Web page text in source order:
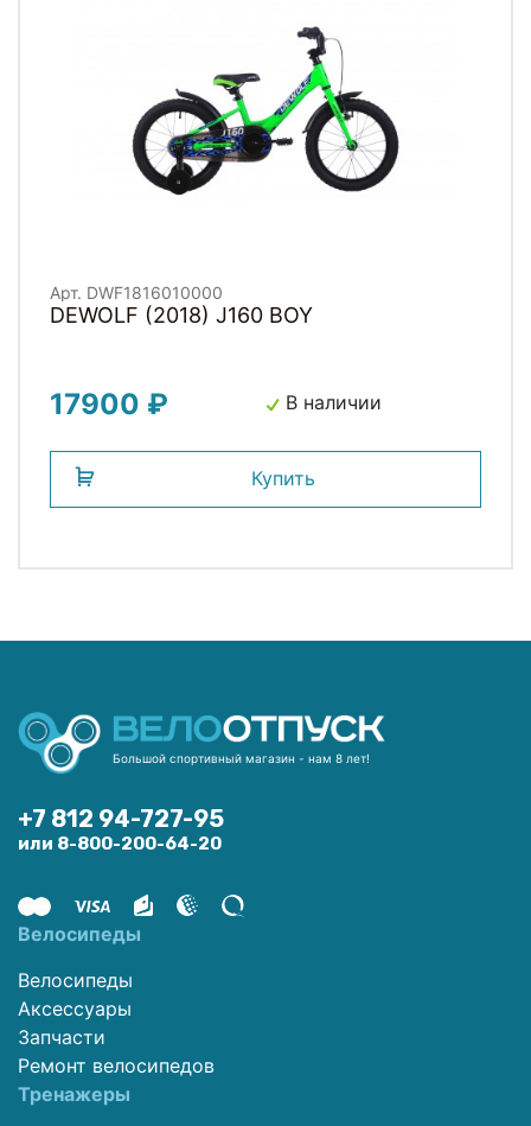
Арт. DWF1816010000
DEWOLF (2018) J160 BOY
17900 ₽ В наличии
Купить
Большой спортивный магазин - нам 8 лет!
+7 812 94-727-95
или 8-800-200-64-20
Велосипеды
Велосипеды
Аксессуары
Запчасти
Ремонт велосипедов
Тренажеры